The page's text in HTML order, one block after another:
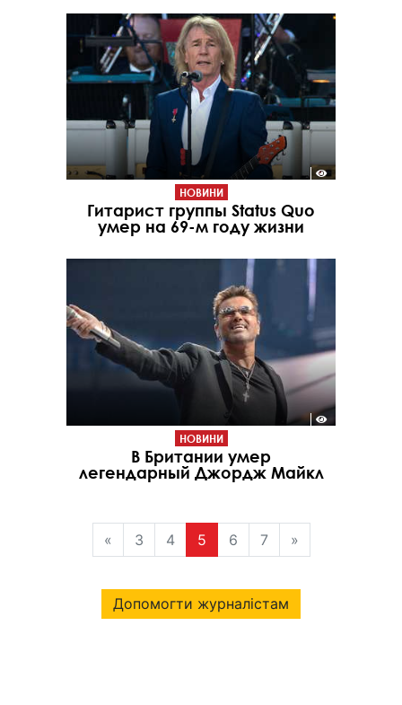
НОВИНИ
Гитарист группы Status Quo
умер на 69-м году жизни
НОВИНИ
В Британии умер
легендарный Джордж Майкл
« 3 4 5 6 7 »
Допомогти журналістам